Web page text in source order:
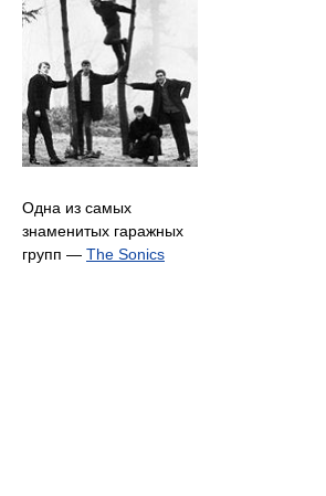
Одна из самых
знаменитых гаражных
групп — The Sonics